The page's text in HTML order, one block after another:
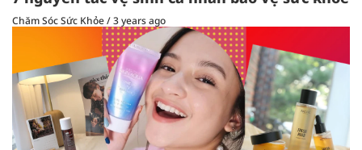
Chăm Sóc Sức Khỏe/3 years ago